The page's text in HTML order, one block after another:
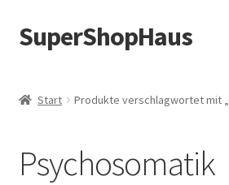
Zur
Navigation
Zum
Inhalt
SuperShopHaus
Start Produkte verschlagwortet mit
Psychosomatik